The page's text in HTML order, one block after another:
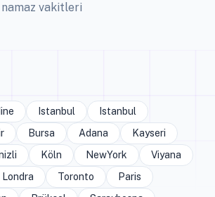
namaz vakitleri
Istanbul
Istanbul
Bursa Adana
Kayseri
Köln NewYork
Viyana
Londra Toronto
Paris